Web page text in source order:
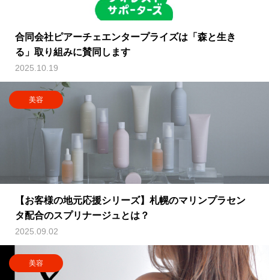
合同会社ピアーチェエンタープライズは「森と生き
る」取り組みに賛同します
2025.10.19
美容
【お客様の地元応援シリーズ】札幌のマリンプラセン
タ配合のスプリナージュとは？
2025.09.02
美容